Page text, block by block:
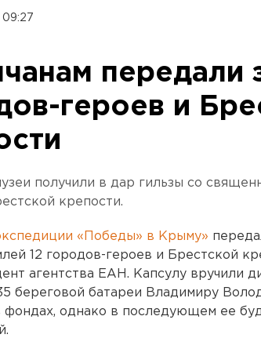
передали
героев и
получили в дар гильзы со
крепости.
«Победы» в Крыму»
12 городов-героев и Брестской
агентства ЕАН. Капсулу вручили
береговой батареи Владимиру
фондах, однако в последующем ее